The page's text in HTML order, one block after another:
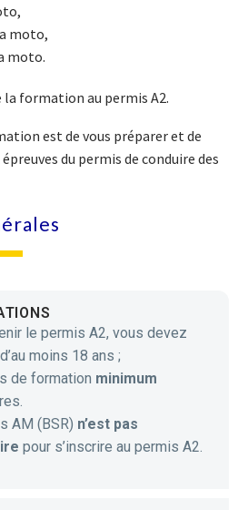
moto,
moto.
formation au permis A2.
est de vous préparer et de
du permis de conduire des
le permis A2, vous devez
moins 18 ans ;
de formation minimum
AM (BSR) n’est pas
pour s’inscrire au permis A2.